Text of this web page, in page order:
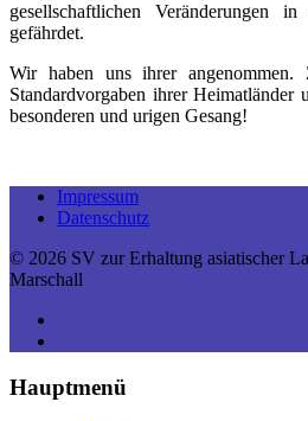
gesellschaftlichen Veränderungen
gefährdet.
Wir haben uns ihrer
Standardvorgaben ihrer
besonderen und urigen Gesang!
Impressum
Datenschutz
© 2026 SV zur Erhaltung asiatischer
Marschall
Hauptmenü